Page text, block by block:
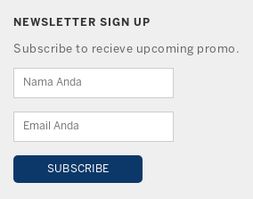
NEWSLETTER SIGN UP
Subscribe to recieve upcoming promo.